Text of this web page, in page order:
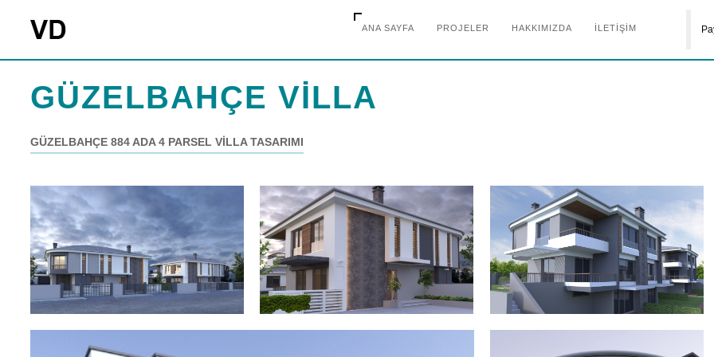
ANA SAYFA PROJELER HAKKIMIZDA İLETİŞİM
GÜZELBAHÇE VİLLA
GÜZELBAHÇE 884 ADA 4 PARSEL VİLLA TASARIMI